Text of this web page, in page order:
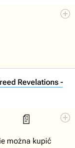
Revelations -
📄
można kupić